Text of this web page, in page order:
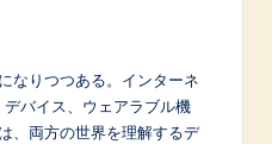
なりつつある。インターネ
バイス、ウェアラブル機
、両方の世界を理解するデ